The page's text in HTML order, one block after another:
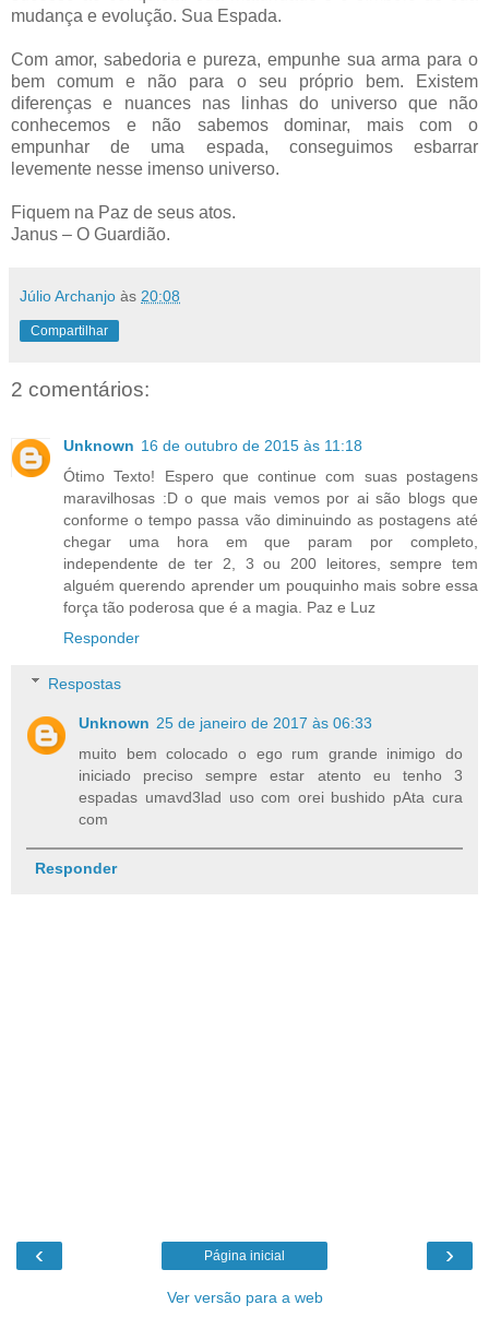
mudança e evolução. Sua Espada.
Com amor, sabedoria e pureza, empunhe sua arma para o
bem comum e não para o seu próprio bem. Existem
diferenças e nuances nas linhas do universo que não
conhecemos e não sabemos dominar, mais com o
empunhar de uma espada, conseguimos esbarrar
levemente nesse imenso universo.
Fiquem na Paz de seus atos.
Janus – O Guardião.
Júlio Archanjo às 20:08
Compartilhar
2 comentários:
Unknown 16 de outubro de 2015 às 11:18
Ótimo Texto! Espero que continue com suas postagens
maravilhosas :D o que mais vemos por ai são blogs que
conforme o tempo passa vão diminuindo as postagens até
chegar uma hora em que param por completo,
independente de ter 2, 3 ou 200 leitores, sempre tem
alguém querendo aprender um pouquinho mais sobre essa
força tão poderosa que é a magia. Paz e Luz
Responder
Respostas
Unknown 25 de janeiro de 2017 às 06:33
muito bem colocado o ego rum grande inimigo do
iniciado preciso sempre estar atento eu tenho 3
espadas umavd3lad uso com orei bushido pAta cura
com
Responder
‹ ›
Página inicial
Ver versão para a web